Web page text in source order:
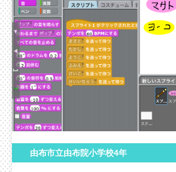
由布市立由布院小学校4年